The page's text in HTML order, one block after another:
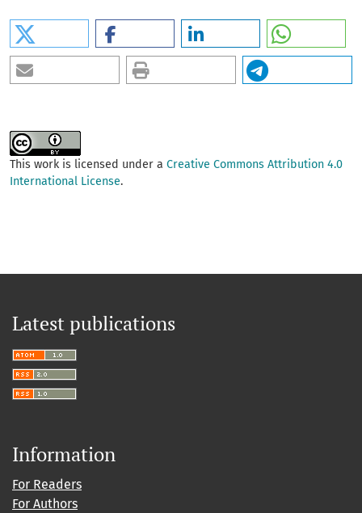
This work is licensed under a Creative Commons Attribution 4.0
International License.
Latest publications
Information
For Readers
For Authors